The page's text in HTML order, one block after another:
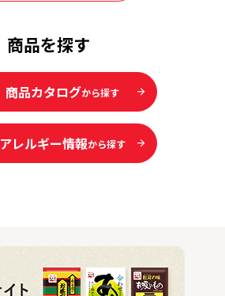
商品を探す
商品カタログから探す
アレルギー情報から探す